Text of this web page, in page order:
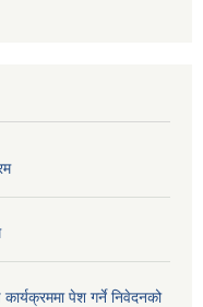
पेश गर्ने निवेदनको